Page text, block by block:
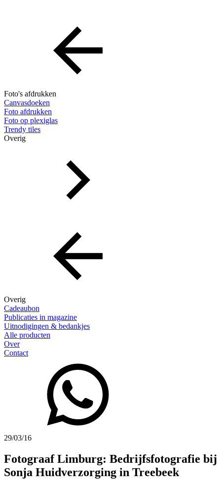
Foto's afdrukken
Canvasdoeken
Foto afdrukken
Foto op plexiglas
Trendy tiles
Overig
Overig
Cadeaubon
Publicaties in magazine
Uitnodigingen & bedankjes
Alle producten
Over
Contact
29/03/16
Fotograaf Limburg: Bedrijfsfotografie bij
Sonja Huidverzorging in Treebeek